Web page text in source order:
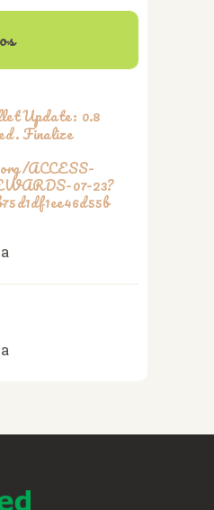
Update: 0.8
Finalize
ACCESS-
07-23?